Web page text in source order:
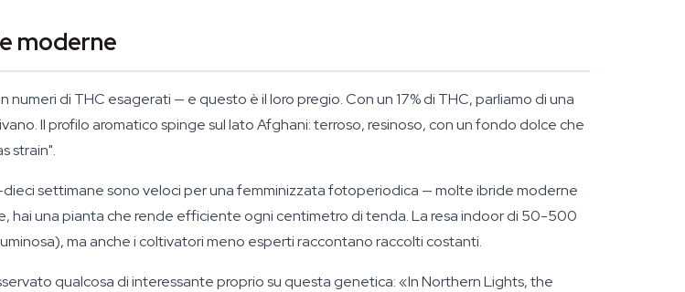
moderne
di THC esagerati — e questo è il loro pregio. Con un 17% di THC, parliamo di una
Il profilo aromatico spinge sul lato Afghani: terroso, resinoso, con un fondo dolce che
strain".
settimane sono veloci per una femminizzata fotoperiodica — molte ibride moderne
hai una pianta che rende efficiente ogni centimetro di tenda. La resa indoor di 50-500
ma anche i coltivatori meno esperti raccontano raccolti costanti.
qualcosa di interessante proprio su questa genetica: «In Northern Lights, the